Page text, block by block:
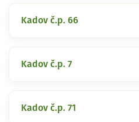
Kadov č.p. 66
Kadov č.p. 7
Kadov č.p. 71